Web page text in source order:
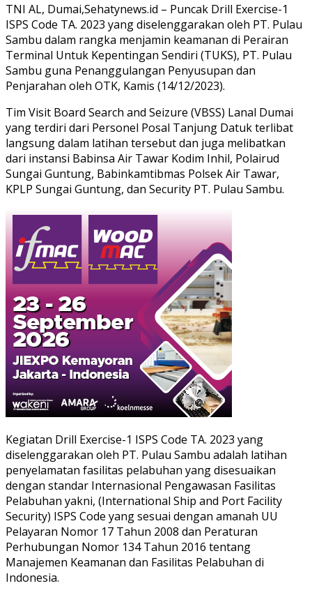
TNI AL, Dumai,Sehatynews.id – Puncak Drill Exercise-1
ISPS Code TA. 2023 yang diselenggarakan oleh PT. Pulau
Sambu dalam rangka menjamin keamanan di Perairan
Terminal Untuk Kepentingan Sendiri (TUKS), PT. Pulau
Sambu guna Penanggulangan Penyusupan dan
Penjarahan oleh OTK, Kamis (14/12/2023).
Tim Visit Board Search and Seizure (VBSS) Lanal Dumai
yang terdiri dari Personel Posal Tanjung Datuk terlibat
langsung dalam latihan tersebut dan juga melibatkan
dari instansi Babinsa Air Tawar Kodim Inhil, Polairud
Sungai Guntung, Babinkamtibmas Polsek Air Tawar,
KPLP Sungai Guntung, dan Security PT. Pulau Sambu.
Kegiatan Drill Exercise-1 ISPS Code TA. 2023 yang
diselenggarakan oleh PT. Pulau Sambu adalah latihan
penyelamatan fasilitas pelabuhan yang disesuaikan
dengan standar Internasional Pengawasan Fasilitas
Pelabuhan yakni, (International Ship and Port Facility
Security) ISPS Code yang sesuai dengan amanah UU
Pelayaran Nomor 17 Tahun 2008 dan Peraturan
Perhubungan Nomor 134 Tahun 2016 tentang
Manajemen Keamanan dan Fasilitas Pelabuhan di
Indonesia.